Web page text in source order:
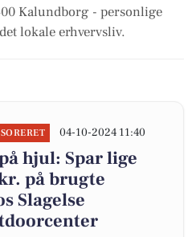
Kalundborg - personlige
lokale erhvervsliv.
04-10-2024 11:40
hjul: Spar lige
på brugte
Slagelse